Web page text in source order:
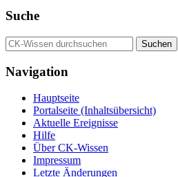
Suche
Navigation
Hauptseite
Portalseite (Inhaltsübersicht)
Aktuelle Ereignisse
Hilfe
Über CK-Wissen
Impressum
Letzte Änderungen